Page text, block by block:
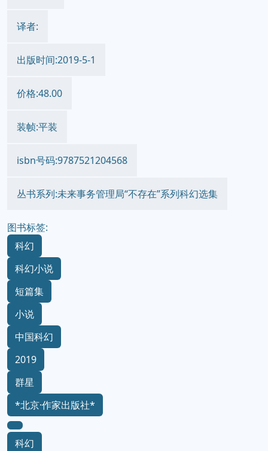
译者:
出版时间:2019-5-1
价格:48.00
装帧:平装
isbn号码:9787521204568
丛书系列:未来事务管理局“不存在”系列科幻选集
图书标签:
科幻
科幻小说
短篇集
小说
中国科幻
2019
群星
*北京·作家出版社*
科幻